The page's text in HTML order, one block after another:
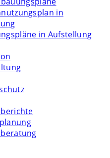
in
in Aufstellung